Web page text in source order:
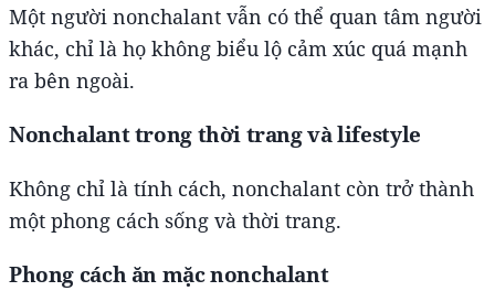
Một người nonchalant vẫn có thể quan tâm người
khác, chỉ là họ không biểu lộ cảm xúc quá mạnh
ra bên ngoài.
Nonchalant trong thời trang và lifestyle
Không chỉ là tính cách, nonchalant còn trở thành
một phong cách sống và thời trang.
Phong cách ăn mặc nonchalant